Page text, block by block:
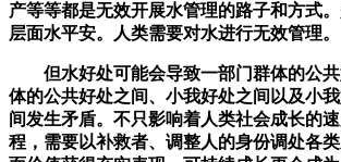
产等等都是无效开展水管理的路子和方式
层面水平安。人类需要对水进行无效管理。
但水好处可能会导致一部门群体的公共
体的公共好处之间、小我好处之间以及小
间发生矛盾。不只影响着人类社会成长的
程，需要以补救者、调整人的身份调处各